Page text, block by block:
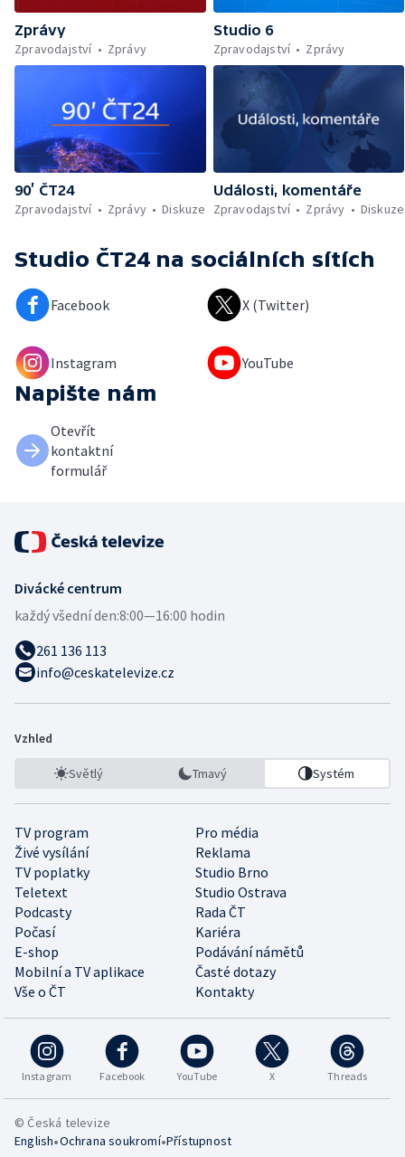
Zprávy
Zpravodajství
Zprávy
Studio 6
Zpravodajství
Zprávy
90’ ČT24
Zpravodajství
Zprávy Diskuze
Události, komentáře
Zpravodajství
Zprávy Diskuze
Studio ČT24 na sociálních sítích
Facebook X (Twitter)
Instagram YouTube
Napište nám
Otevřít
kontaktní
formulář
Divácké centrum
každý všední den:8:00—16:00 hodin
261 136 113
info@ceskatelevize.cz
Vzhled
Světlý Tmavý Systém
TV program
Pro média
Živé vysílání
Reklama
TV poplatky
Studio Brno
Teletext
Studio Ostrava
Podcasty
Rada ČT
Počasí
Kariéra
E-shop
Podávání námětů
Mobilní a TV aplikace
Časté dotazy
Vše o ČT
Kontakty
Instagram Facebook YouTube X Threads
© Česká televize
English•Ochrana soukromí•Přístupnost